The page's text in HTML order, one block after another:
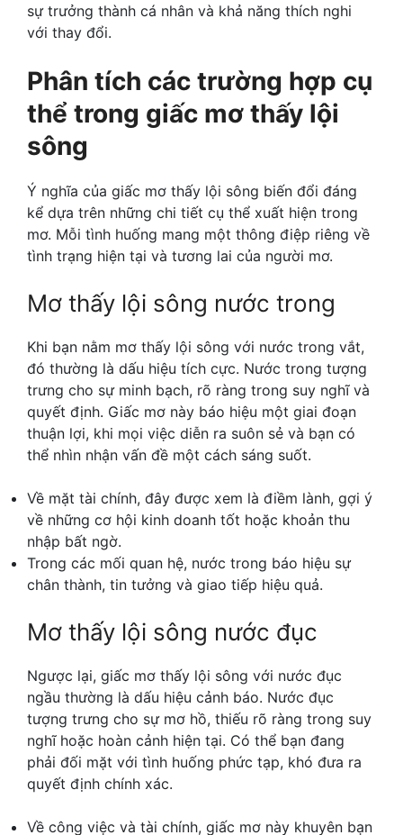
sự trưởng thành cá nhân và khả năng thích nghi
với thay đổi.
Phân tích các trường hợp cụ
thể trong giấc mơ thấy lội
sông
Ý nghĩa của giấc mơ thấy lội sông biến đổi đáng
kể dựa trên những chi tiết cụ thể xuất hiện trong
mơ. Mỗi tình huống mang một thông điệp riêng về
tình trạng hiện tại và tương lai của người mơ.
Mơ thấy lội sông nước trong
Khi bạn nằm mơ thấy lội sông với nước trong vắt,
đó thường là dấu hiệu tích cực. Nước trong tượng
trưng cho sự minh bạch, rõ ràng trong suy nghĩ và
quyết định. Giấc mơ này báo hiệu một giai đoạn
thuận lợi, khi mọi việc diễn ra suôn sẻ và bạn có
thể nhìn nhận vấn đề một cách sáng suốt.
Về mặt tài chính, đây được xem là điềm lành, gợi ý
về những cơ hội kinh doanh tốt hoặc khoản thu
nhập bất ngờ.
Trong các mối quan hệ, nước trong báo hiệu sự
chân thành, tin tưởng và giao tiếp hiệu quả.
Mơ thấy lội sông nước đục
Ngược lại, giấc mơ thấy lội sông với nước đục
ngầu thường là dấu hiệu cảnh báo. Nước đục
tượng trưng cho sự mơ hồ, thiếu rõ ràng trong suy
nghĩ hoặc hoàn cảnh hiện tại. Có thể bạn đang
phải đối mặt với tình huống phức tạp, khó đưa ra
quyết định chính xác.
Về công việc và tài chính, giấc mơ này khuyên bạn